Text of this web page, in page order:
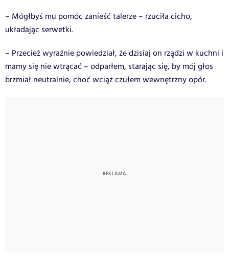
– Mógłbyś mu pomóc zanieść talerze – rzuciła cicho,
układając serwetki.
– Przecież wyraźnie powiedział, że dzisiaj on rządzi w kuchni i
mamy się nie wtrącać – odparłem, starając się, by mój głos
brzmiał neutralnie, choć wciąż czułem wewnętrzny opór.